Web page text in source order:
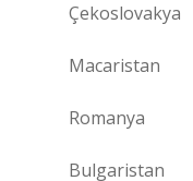
Çekoslovakya
Macaristan
Romanya
Bulgaristan